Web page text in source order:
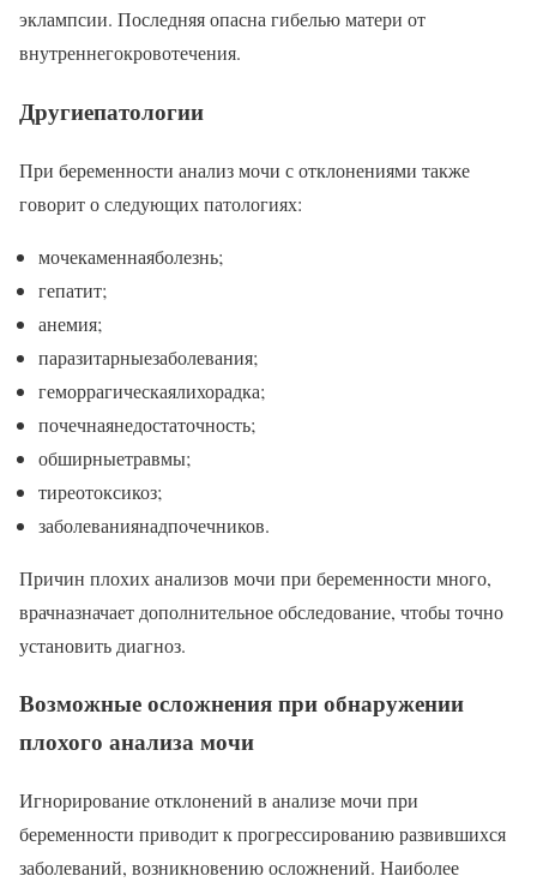
эклампсии. Последняя опасна гибелью матери от
внутреннегокровотечения.
Другиепатологии
При беременности анализ мочи с отклонениями также
говорит о следующих патологиях:
мочекаменнаяболезнь;
гепатит;
анемия;
паразитарныезаболевания;
геморрагическаялихорадка;
почечнаянедостаточность;
обширныетравмы;
тиреотоксикоз;
заболеваниянадпочечников.
Причин плохих анализов мочи при беременности много,
врачназначает дополнительное обследование, чтобы точно
установить диагноз.
Возможные осложнения при обнаружении
плохого анализа мочи
Игнорирование отклонений в анализе мочи при
беременности приводит к прогрессированию развившихся
заболеваний, возникновению осложнений. Наиболее